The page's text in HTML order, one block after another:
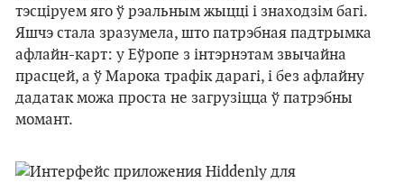
тэсціруем яго ў рэальным жыцці і знаходзім багі.
Яшчэ стала зразумела, што патрэбная падтрымка
афлайн-карт: у Еўропе з інтэрнэтам звычайна
прасцей, а ў Марока трафік дарагі, і без афлайну
дадатак можа проста не загрузіцца ў патрэбны
момант.